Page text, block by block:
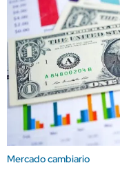
Mercado cambiario